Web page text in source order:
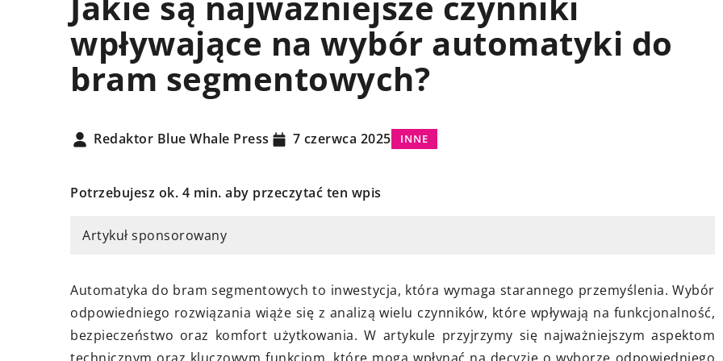
wpływające na wybór automatyki do
bram segmentowych?
Redaktor Blue Whale Press 7 czerwca 2025 INNE
Potrzebujesz ok. 4 min. aby przeczytać ten wpis
Artykuł sponsorowany
Automatyka do bram segmentowych to inwestycja, która wymaga starannego przemyślenia. Wybór
odpowiedniego rozwiązania wiąże się z analizą wielu czynników, które wpływają na funkcjonalność,
bezpieczeństwo oraz komfort użytkowania. W artykule przyjrzymy się najważniejszym aspektom
korzyści z wykrywania
wykrywanie wycieków w
pozwala na uniknięcie
szkód, obniżenie
za wodę i zwiększenie
ELEMENTY DEKORACYJNE
OGRODOWE OZDOBY
21 sierpnia 2024
samoprzylepne, aby idealnie
komponowały się z twoim
wnętrzem. Przydatne wskazówki,
INNE
Odkryj, dlaczego kołdry
antyalergiczne szyte na miarę są
idealnym rozwiązaniem dla osób z